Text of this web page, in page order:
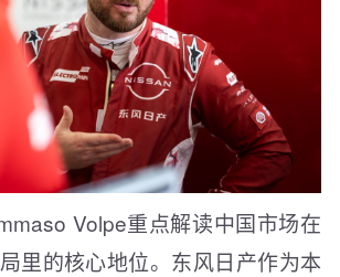
Volpe重点解读中国市场在
里的核心地位。东风日产作为本